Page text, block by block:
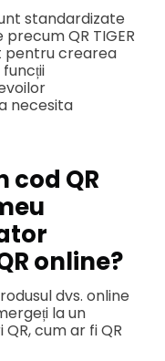
standardizate
QR TIGER
pentru crearea
necesita
cod QR
online?
dvs. online
la un
cum ar fi QR